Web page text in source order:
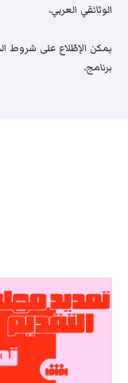
الوثائقي العربي.
يمكن الإطّلاع على شروط
برنامج.